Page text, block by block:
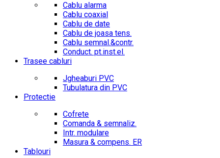
Cablu alarma
Cablu coaxial
Cablu de date
Cablu de joasa tens.
Cablu semnal.&contr.
Conduct. pt.inst.el.
Trasee cabluri
Jgheaburi PVC
Tubulatura din PVC
Protectie
Cofrete
Comanda & semnaliz.
Intr. modulare
Masura & compens. ER
Tablouri